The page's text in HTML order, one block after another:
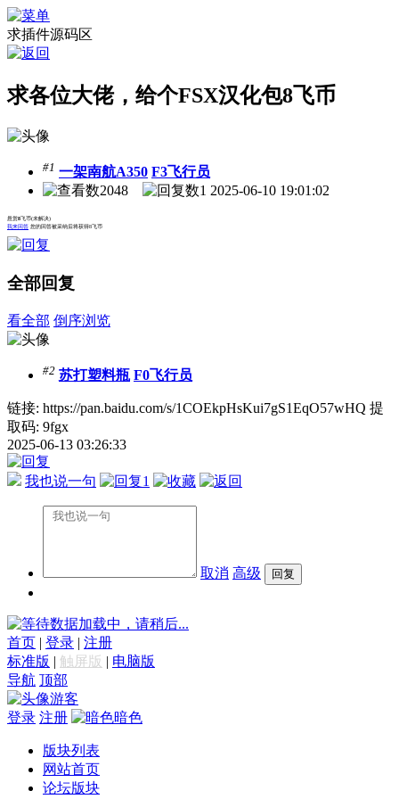
求插件源码区
求各位大佬，给个FSX汉化包8飞币
#1 一架南航A350 F3飞行员
2048
1 2025-06-10 19:01:02
悬赏8 飞币(未解决)
我来回答 您的回答被采纳后将获得8飞币
全部回复
看全部 倒序浏览
#2 苏打塑料瓶 F0飞行员
链接: https://pan.baidu.com/s/1COEkpHsKui7gS1EqO57wHQ 提
取码: 9fgx
2025-06-13 03:26:33
我也说一句 1
取消 高级
数据加载中，请稍后...
首页 | 登录 | 注册
标准版 | 触屏版 | 电脑版
导航 顶部
游客
登录 注册 暗色
版块列表
网站首页
论坛版块